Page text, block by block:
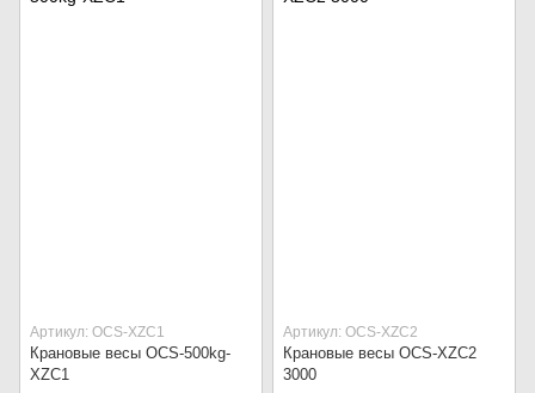
Артикул: OCS-XZC1
Крановые весы OCS-500kg-
XZC1
Артикул: OCS-XZC2
Крановые весы OCS-XZC2
3000